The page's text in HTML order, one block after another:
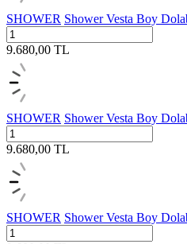
SHOWER Shower Vesta Boy
9.680,00 TL
SHOWER Shower Vesta Boy
9.680,00 TL
SHOWER Shower Vesta Boy